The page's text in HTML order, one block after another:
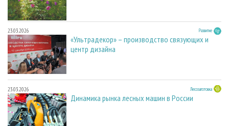
23.03.2026 Развитие
«Ультрадекор» – производство связующих и
центр дизайна
23.03.2026 Лесозаготовка
Динамика рынка лесных машин в России